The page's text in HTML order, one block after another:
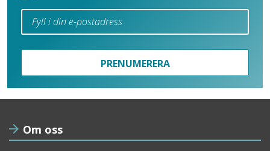
PRENUMERERA
Om oss